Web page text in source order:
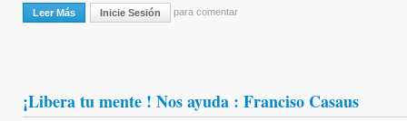
Leer Más Sobre Charla Sobre Bebidas Energéticas
Inicie Sesión para comentar
¡Libera tu mente ! Nos ayuda : Franciso Casaus